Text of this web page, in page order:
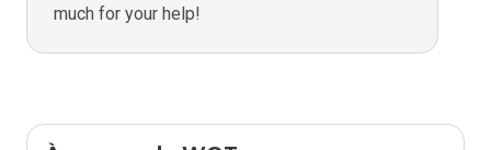
much for your help!